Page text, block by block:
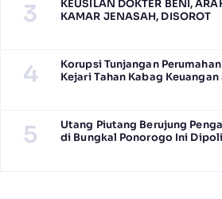
3
KEUSILAN DOKTER BENI,
KAMAR JENASAH, DISOROT
4
Korupsi Tunjangan
Kejari Tahan Kabag Keuangan
5
Utang Piutang Berujung
di Bungkal Ponorogo Ini